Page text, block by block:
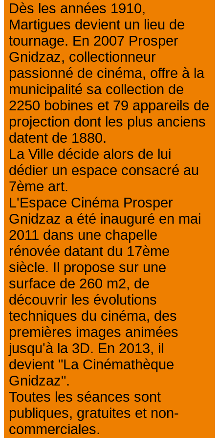
Dès les années 1910,
Martigues devient un lieu de
tournage. En 2007 Prosper
Gnidzaz, collectionneur
passionné de cinéma, offre à la
municipalité sa collection de
2250 bobines et 79 appareils de
projection dont les plus anciens
datent de 1880.
La Ville décide alors de lui
dédier un espace consacré au
7ème art.
L'Espace Cinéma Prosper
Gnidzaz a été inauguré en mai
2011 dans une chapelle
rénovée datant du 17ème
siècle. Il propose sur une
surface de 260 m2, de
découvrir les évolutions
techniques du cinéma, des
premières images animées
jusqu'à la 3D. En 2013, il
devient "La Cinémathèque
Gnidzaz".
Toutes les séances sont
publiques, gratuites et non-
commerciales.